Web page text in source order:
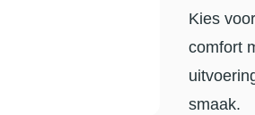
Kies
comfort
smaak.